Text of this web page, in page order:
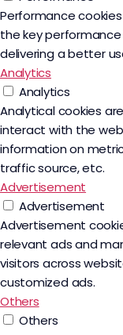
Performance
the key
delivering a better
Analytics
Analytics
Analytical cookies
interact with the
information on
traffic source, etc.
Advertisement
Advertisement
Advertisement
relevant ads and
visitors across
customized ads.
Others
Others